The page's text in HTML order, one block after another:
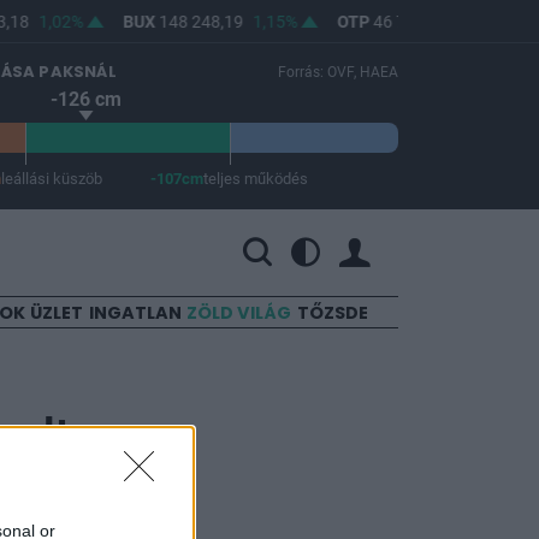
or
1,02% BUX148 248,19 1,15% OTP46 720
PAKSNÁL Forrás: OVF, HAEA
-126 cm
leállási küszöb -107cmteljes működés
ÜZLET INGATLAN ZÖLD VILÁG TŐZSDE
az